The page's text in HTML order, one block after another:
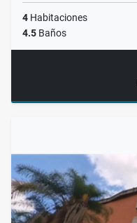
4 Habitaciones
4.5 Baños